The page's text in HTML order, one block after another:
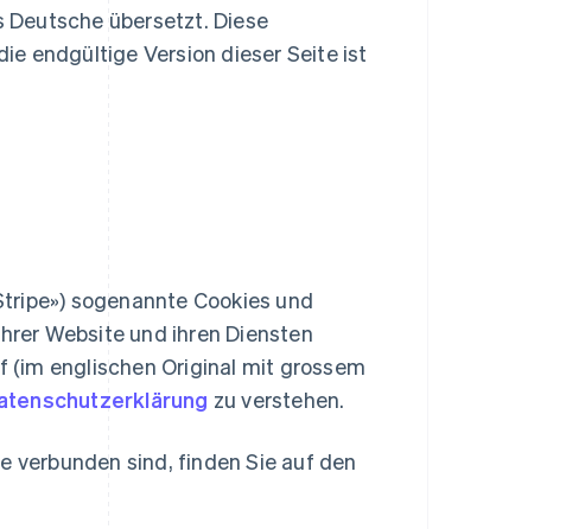
Deutsche übersetzt. Diese
endgültige Version dieser Seite ist
sogenannte Cookies und
Website und ihren Diensten
englischen Original mit grossem
zu verstehen.
verbunden sind, finden Sie auf den